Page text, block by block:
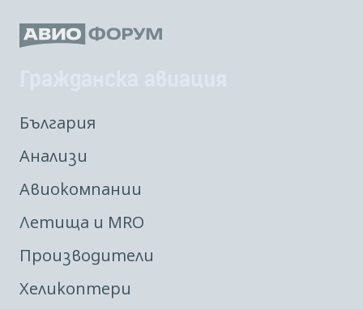
България
Анализи
Авиокомпании
Летища и MRO
Производители
Хеликоптери